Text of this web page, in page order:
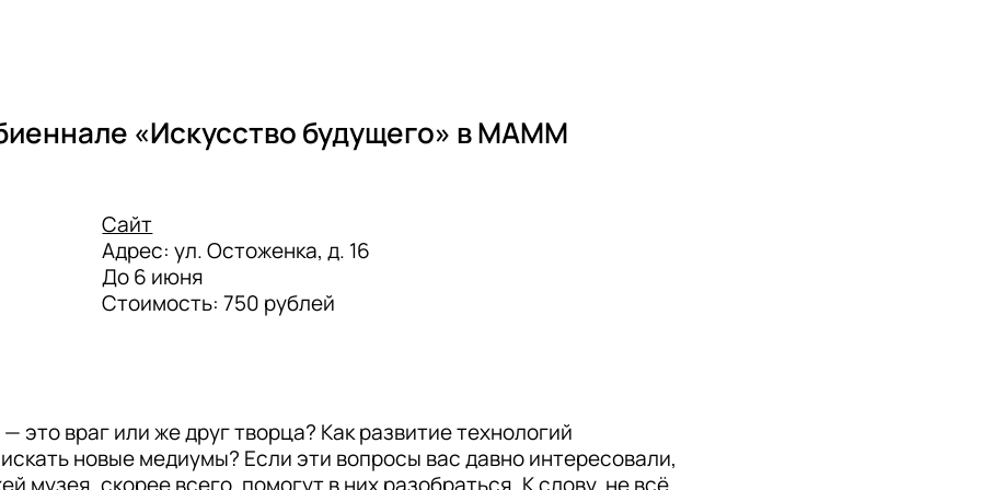
«Искусство будущего» в МАММ
Сайт
Адрес: ул. Остоженка, д. 16
До 6 июня
Стоимость: 750 рублей
это враг или же друг творца? Как развитие технологий
новые медиумы? Если эти вопросы вас давно интересовали,